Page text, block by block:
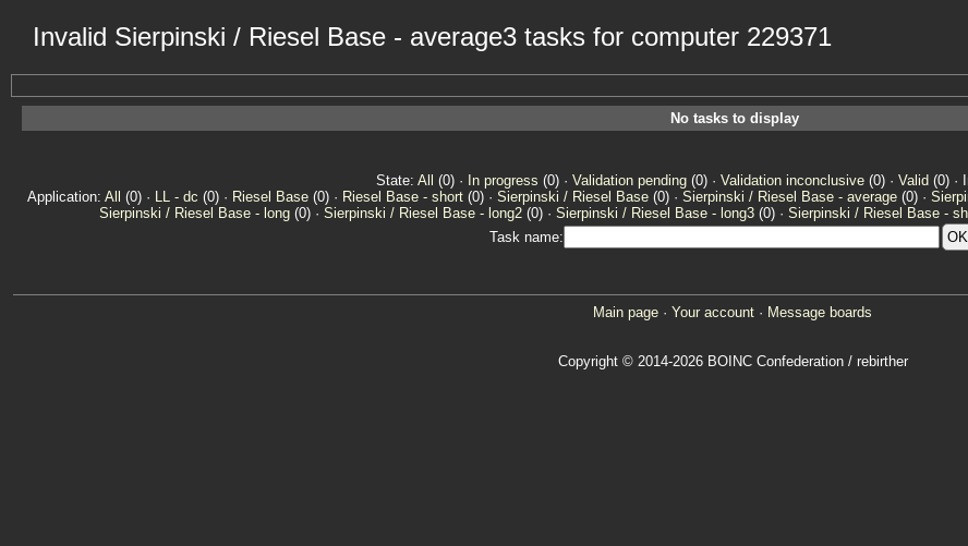
Invalid Sierpinski / Riesel Base - average3 tasks for computer 229371
No tasks to display
State: All (0) · In progress (0) · Validation pending (0) · Validation inconclusive (0) · Valid (0) ·
Application: All (0) · LL - dc (0) · Riesel Base(0) · Riesel Base - short(0) · Sierpinski / Riesel Base(0) · Sierpinski / Riesel Base - average(0) ·
Sierpinski / Riesel Base - long(0) · Sierpinski / Riesel Base - long2(0) · Sierpinski / Riesel Base - long3(0) · Sierpinski / Riesel Base -
Task name:
Main page · Your account · Message boards
Copyright © 2014-2026 BOINC Confederation / rebirther